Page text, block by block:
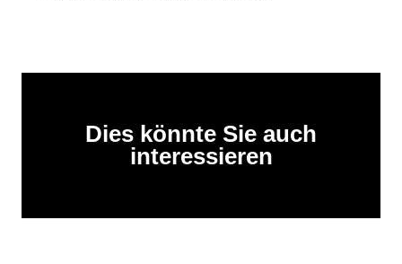
Dies könnte Sie auch
interessieren